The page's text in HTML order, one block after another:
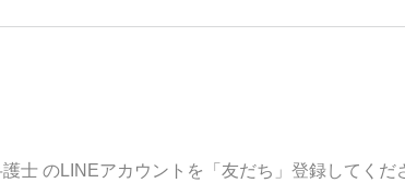
士 のLINEアカウントを「友だち」登録してくだ